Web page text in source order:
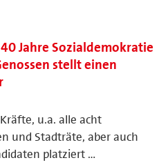
Jahre Sozialdemokratie
stellt einen
u.a. alle acht
und Stadträte, aber auch
platziert …